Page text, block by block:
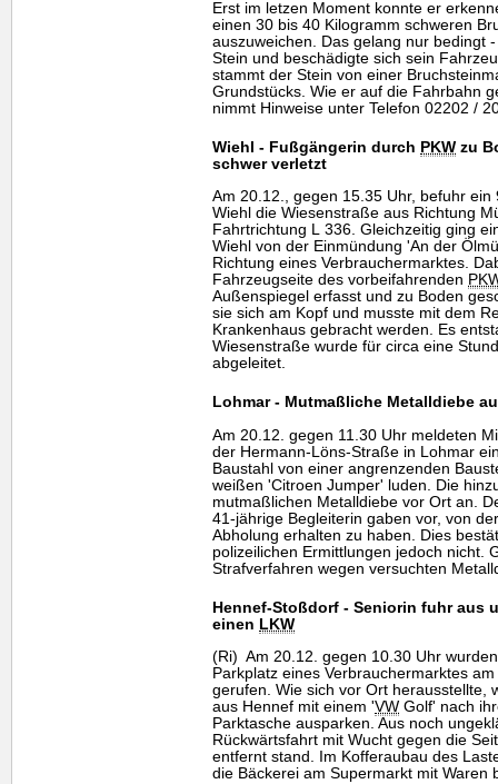
Erst im letzen Moment konnte er
einen 30 bis 40 Kilogramm schweren
auszuweichen. Das gelang nur bedingt
Stein und beschädigte sich sein
stammt der Stein von einer
Grundstücks. Wie er auf die Fahrbahn
nimmt Hinweise unter Telefon 02202 /
Wiehl - Fußgängerin durch PKW zu
schwer verletzt
Am 20.12., gegen 15.35 Uhr, befuhr
Wiehl die Wiesenstraße aus Richtung
Fahrtrichtung L 336. Gleichzeitig ging
Wiehl von der Einmündung 'An der
Richtung eines Verbrauchermarktes.
Fahrzeugseite des vorbeifahrenden
Außenspiegel erfasst und zu Boden
sie sich am Kopf und musste mit dem
Krankenhaus gebracht werden. Es
Wiesenstraße wurde für circa eine
abgeleitet.
Lohmar - Mutmaßliche Metalldiebe
Am 20.12. gegen 11.30 Uhr meldeten
der Hermann-Löns-Straße in Lohmar
Baustahl von einer angrenzenden
weißen 'Citroen Jumper' luden. Die
mutmaßlichen Metalldiebe vor Ort an.
41-jährige Begleiterin gaben vor, von
Abholung erhalten zu haben. Dies
polizeilichen Ermittlungen jedoch nicht.
Strafverfahren wegen versuchten
Hennef-Stoßdorf - Seniorin fuhr aus
einen LKW
(Ri) Am 20.12. gegen 10.30 Uhr
Parkplatz eines Verbrauchermarktes
gerufen. Wie sich vor Ort herausstellte,
aus Hennef mit einem 'VW Golf' nach
Parktasche ausparken. Aus noch
Rückwärtsfahrt mit Wucht gegen die
entfernt stand. Im Kofferaubau des
die Bäckerei am Supermarkt mit Waren